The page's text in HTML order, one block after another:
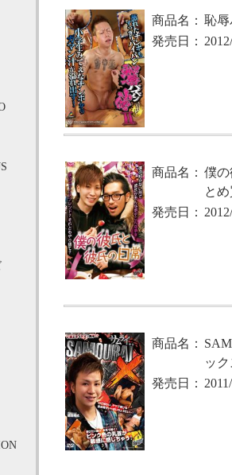
商品名： 恥
発売日：
商品名： 僕
と
発売日：
商品名：
ッ
発売日：